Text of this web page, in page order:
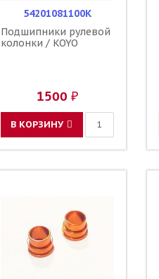
54201081100K
Подшипники рулевой
колонки / KOYO
1500 ₽
В КОРЗИНУ